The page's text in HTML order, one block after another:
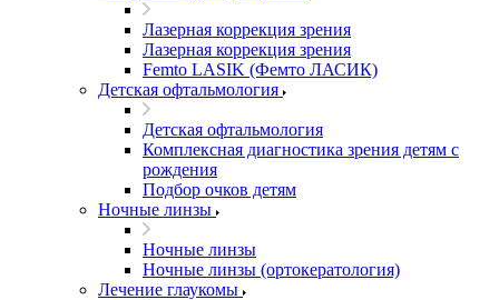
Лазерная коррекция зрения
Лазерная коррекция зрения
Femto LASIK (Фемто ЛАСИК)
Детская офтальмология
Детская офтальмология
Комплексная диагностика зрения детям c
рождения
Подбор очков детям
Ночные линзы
Ночные линзы
Ночные линзы (ортокератология)
Лечение глаукомы